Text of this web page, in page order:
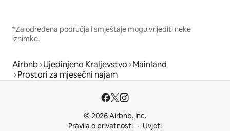
*Za određena područja i smještaje mogu vrijediti neke
iznimke.
Airbnb Ujedinjeno Kraljevstvo Mainland
Prostori za mjesečni najam
© 2026 Airbnb, Inc.
Pravila o privatnosti
Uvjeti